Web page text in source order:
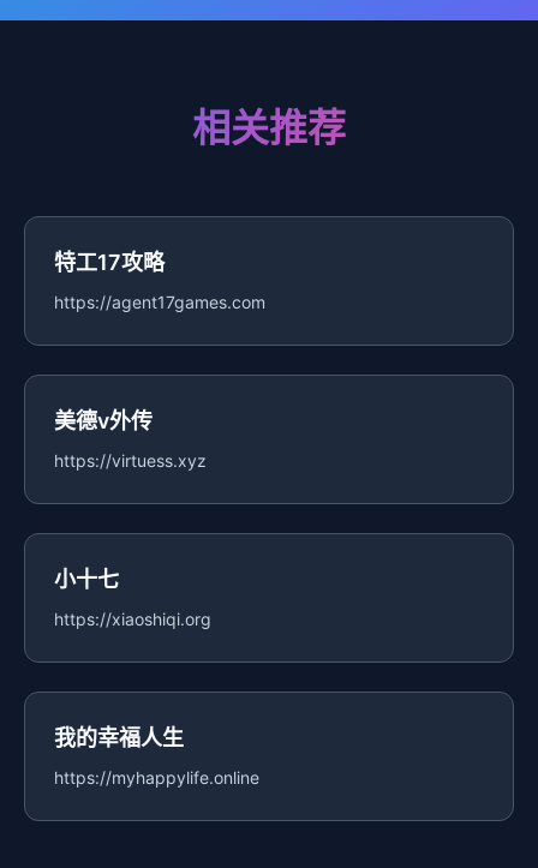
相关推荐
特工17攻略
https://agent17games.com
美德v外传
https://virtuess.xyz
小十七
https://xiaoshiqi.org
我的幸福人生
https://myhappylife.online